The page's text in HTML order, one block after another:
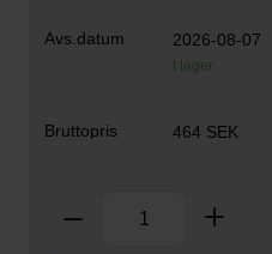
2026-08-07
I lager
464 SEK
Ta bort